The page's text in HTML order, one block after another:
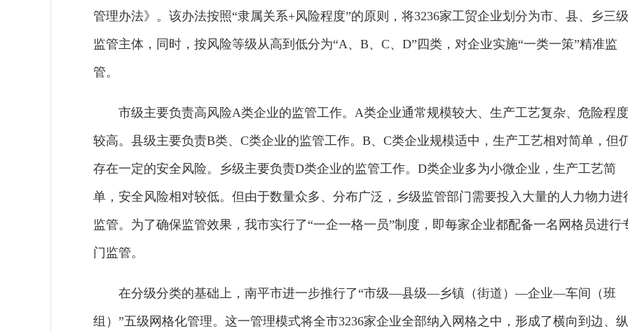
管理办法》。该办法按照“隶属关系+风险程度”的原则，将3236家工贸企业划分为市、县、乡三级
监管主体，同时，按风险等级从高到低分为“A、B、C、D”四类，对企业实施“一类一策”精准监
管。
市级主要负责高风险A类企业的监管工作。A类企业通常规模较大、生产工艺复杂、危险程度
较高。县级主要负责B类、C类企业的监管工作。B、C类企业规模适中，生产工艺相对简单，但
存在一定的安全风险。乡级主要负责D类企业的监管工作。D类企业多为小微企业，生产工艺简
单，安全风险相对较低。但由于数量众多、分布广泛，乡级监管部门需要投入大量的人力物力进
监管。为了确保监管效果，我市实行了“一企一格一员”制度，即每家企业都配备一名网格员进行
门监管。
在分级分类的基础上，南平市进一步推行了“市级—县级—乡镇（街道）—企业—车间（班
组）”五级网格化管理。这一管理模式将全市3236家企业全部纳入网格之中，形成了横向到边、纵